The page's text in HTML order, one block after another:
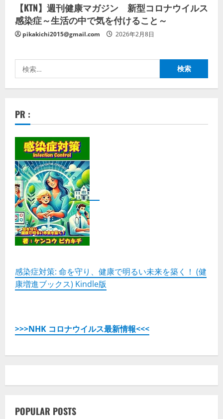
【KTN】週刊健康マガジン 新型コロナウイルス
感染症～生活の中で気を付けること～
pikakichi2015@gmail.com 2026年2月8日
索:
PR :
感染症対策: 命を守り、健康で明るい未来を築く！ (健
康増進ブックス) Kindle版
>>>NHK コロナウイルス最新情報<<<
POPULAR POSTS